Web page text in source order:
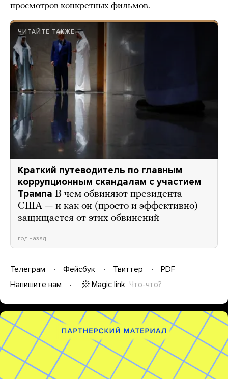
просмотров конкретных фильмов.
ЧИТАЙТЕ ТАКЖЕ
Краткий путеводитель по главным
коррупционным скандалам с участием
Трампа В чем обвиняют президента
США — и как он (просто и эффективно)
защищается от этих обвинений
год назад
Телеграм Фейсбук Твиттер
PDF
Напишите нам
Magic link Что-что?